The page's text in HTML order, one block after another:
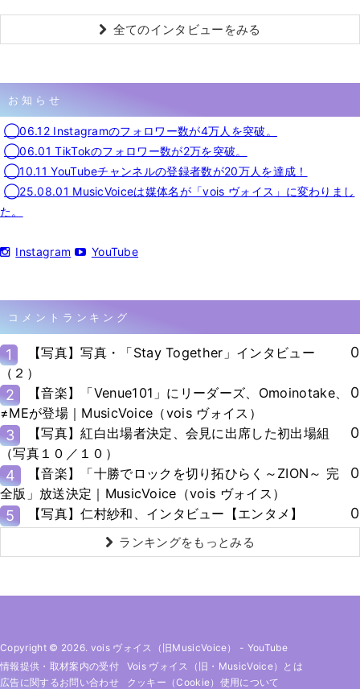
全てのインタビューをみる
お知らせ
◯06.12 Instagramのフォロワー数が4万人を突破。
◯06.01 TikTokのフォロワー数が2万を突破。
◯10.11 YouTubeチャンネルの登録者数が20万人を達成！
◯25.08.01 MusicVoiceは媒体名が「vois ヴォイス」に変わりまし
た。
Instagram YouTube
コメントランキング
1
【写真】写真・「Stay Together」インタビュー
（２）
0
2
【音楽】「Venue101」にリーダーズ、Omoinotake、
≠MEが登場｜MusicVoice（vois ヴォイス）
0
3
【写真】紅白出場者決定、会見に出席した初出場組
（写真１０／１０）
0
4
【音楽】「十勝でロックを切り拓ひらく～ZION～ 完
全版」放送決定｜MusicVoice（vois ヴォイス）
0
5 【写真】仁村紗和、インタビュー【エンタメ】 0
ランキングをもっとみる
Copyright © 2026. vois ヴォイス（旧MusicVoice） - YouTube
情報提供・取材案内の受付
Vois ヴォイス（旧・MusicVoice）とは
広告に関するお問い合わせ
クッキー（cookie）使用について